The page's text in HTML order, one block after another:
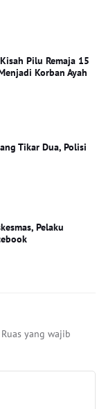
Pilu Remaja 15
Korban Ayah
Tikar Dua, Polisi
Pelaku
Ruas yang wajib